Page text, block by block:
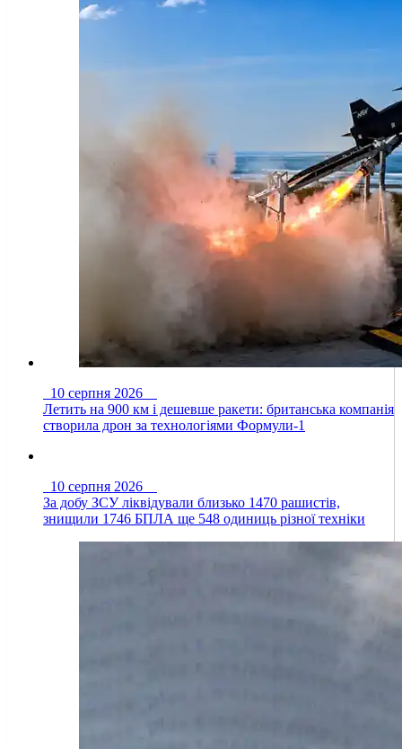
10 серпня 2026
Летить на 900 км і дешевше ракети: британська компанія
створила дрон за технологіями Формули-1
10 серпня 2026
За добу ЗСУ ліквідували близько 1470 рашистів,
знищили 1746 БПЛА ще 548 одиниць різної техніки